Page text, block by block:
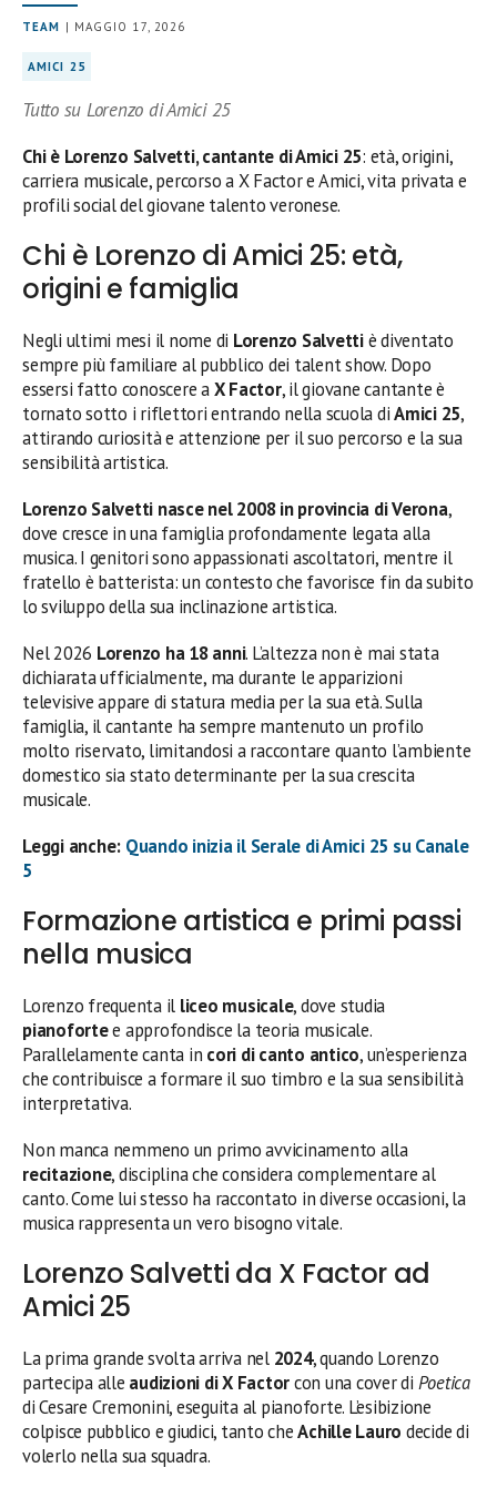
TEAM | MAGGIO 17, 2026
AMICI 25
Tutto su Lorenzo di Amici 25
Chi è Lorenzo Salvetti, cantante di Amici 25: età, origini,
carriera musicale, percorso a X Factor e Amici, vita privata e
profili social del giovane talento veronese.
Chi è Lorenzo di Amici 25: età,
origini e famiglia
Negli ultimi mesi il nome di Lorenzo Salvettiè diventato
sempre più familiare al pubblico dei talent show. Dopo
essersi fatto conoscere aX Factor, il giovane cantante è
tornato sotto i riflettori entrando nella scuola diAmici 25,
attirando curiosità e attenzione per il suo percorso e la sua
sensibilità artistica.
Lorenzo Salvetti nasce nel 2008 in provincia di Verona,
dove cresce in una famiglia profondamente legata alla
musica. I genitori sono appassionati ascoltatori, mentre il
fratello è batterista: un contesto che favorisce fin da subito
lo sviluppo della sua inclinazione artistica.
Nel 2026 Lorenzo ha 18 anni. L’altezza non è mai stata
dichiarata ufficialmente, ma durante le apparizioni
televisive appare di statura media per la sua età. Sulla
famiglia, il cantante ha sempre mantenuto un profilo
molto riservato, limitandosi a raccontare quanto l’ambiente
domestico sia stato determinante per la sua crescita
musicale.
Leggi anche: Quando inizia il Serale di Amici 25 su Canale
5
Formazione artistica e primi passi
nella musica
Lorenzo frequenta il liceo musicale, dove studia
pianofortee approfondisce la teoria musicale.
Parallelamente canta in cori di canto antico, un’esperienza
che contribuisce a formare il suo timbro e la sua sensibilità
interpretativa.
Non manca nemmeno un primo avvicinamento alla
recitazione, disciplina che considera complementare al
canto. Come lui stesso ha raccontato in diverse occasioni, la
musica rappresenta un vero bisogno vitale.
Lorenzo Salvetti da X Factor ad
Amici 25
La prima grande svolta arriva nel 2024, quando Lorenzo
partecipa alle audizioni di X Factorcon una cover di Poetica
di Cesare Cremonini, eseguita al pianoforte. L’esibizione
colpisce pubblico e giudici, tanto cheAchille Lauro decide di
volerlo nella sua squadra.